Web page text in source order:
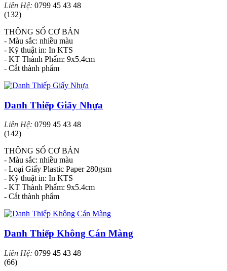
Liên Hệ: 0799 45 43 48
(132)
THÔNG SỐ CƠ BẢN
- Màu sắc: nhiều màu
- Kỹ thuật in: In KTS
- KT Thành Phẩm: 9x5.4cm
- Cắt thành phẩm
Danh Thiếp Giấy Nhựa
Liên Hệ: 0799 45 43 48
(142)
THÔNG SỐ CƠ BẢN
- Màu sắc: nhiều màu
- Loại Giấy Plastic Paper 280gsm
- Kỹ thuật in: In KTS
- KT Thành Phẩm: 9x5.4cm
- Cắt thành phẩm
Danh Thiếp Không Cán Màng
Liên Hệ: 0799 45 43 48
(66)